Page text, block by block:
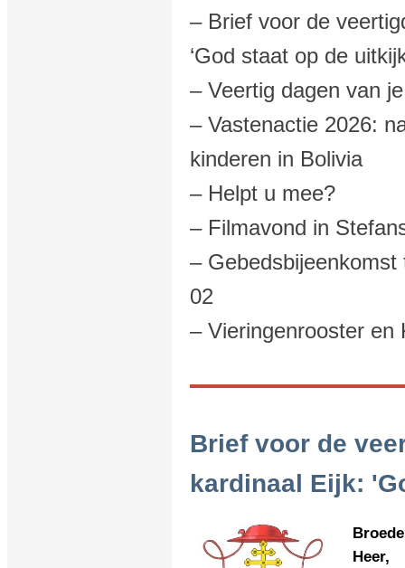
– Brief voor de
‘God staat op de
– Veertig dagen van
– Vastenactie 2026:
kinderen in Bolivia
– Helpt u mee?
– Filmavond in
–
02
– Vieringenrooster en
Brief voor de
kardinaal Eijk:
Heer,